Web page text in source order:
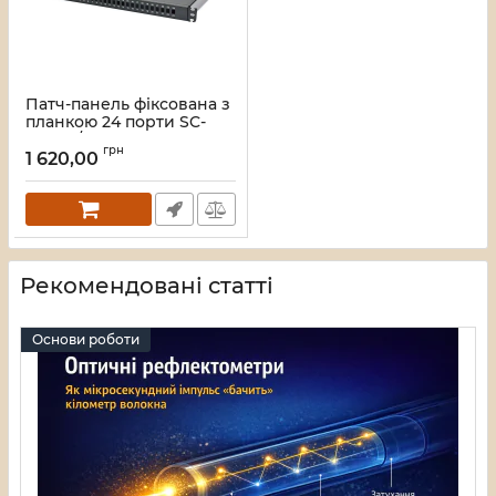
Патч-панель фіксована з
планкою 24 порти SC-
Simpl./LC-Dupl., пуста,
каб.вводи для
Артикул:UA-FOPFP24SCS-B
1 620,00 грн
Рекомендовані статті
Основи роботи